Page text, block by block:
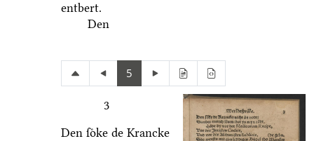
entbert.
Den
5
3
Den ſoͤke de Krancke